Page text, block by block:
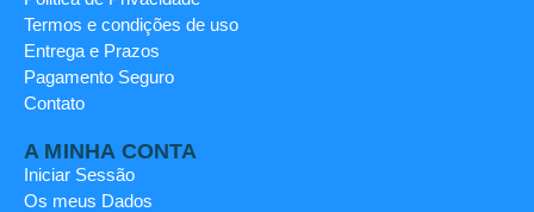
Termos e condições de uso
Entrega e Prazos
Pagamento Seguro
Contato
A MINHA CONTA
Iniciar Sessão
Os meus Dados